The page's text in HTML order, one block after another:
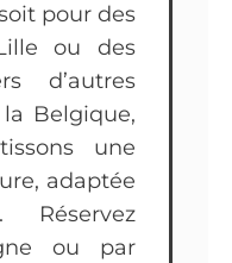
pour des
ou des
d’autres
Belgique,
une
adaptée
ou par